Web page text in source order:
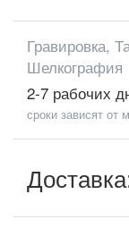
Гравировка,
Шелкография
2-7 рабочих
сроки зависят от